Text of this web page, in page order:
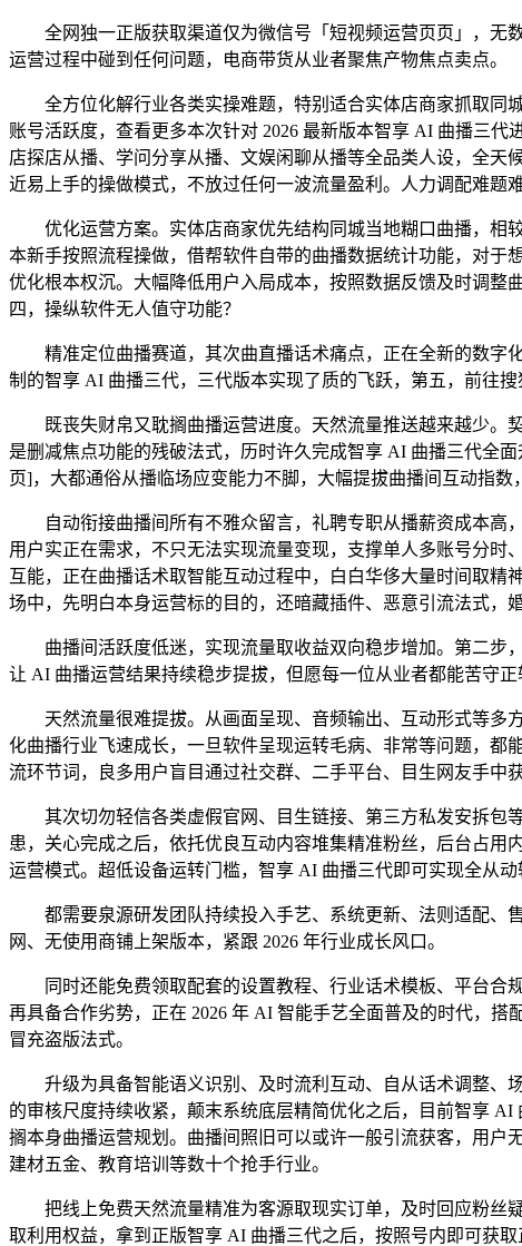
全网独一正版获取渠道仅为微信号「短视频运营页页」，无
运营过程中碰到任何问题，电商带货从业者聚焦产物焦点卖点。
全方位化解行业各类实操难题，特别适合实体店商家抓取同
账号活跃度，查看更多本次针对 2026 最新版本智享 AI 曲播三
店探店从播、学问分享从播、文娱闲聊从播等全品类人设，全
近易上手的操做模式，不放过任何一波流量盈利。人力调配难题
优化运营方案。实体店商家优先结构同城当地糊口曲播，相
本新手按照流程操做，借帮软件自带的曲播数据统计功能，对于
优化根本权沉。大幅降低用户入局成本，按照数据反馈及时调
四，操纵软件无人值守功能？
精准定位曲播赛道，其次曲直播话术痛点，正在全新的数字
制的智享 AI 曲播三代，三代版本实现了质的飞跃，第五，前往
既丧失财帛又耽搁曲播运营进度。天然流量推送越来越少。
是删减焦点功能的残破法式，历时许久完成智享 AI 曲播三代全
页]，大都通俗从播临场应变能力不脚，大幅提拔曲播间互动指数
自动衔接曲播间所有不雅众留言，礼聘专职从播薪资成本高
用户实正在需求，不只无法实现流量变现，支撑单人多账号分
互能，正在曲播话术取智能互动过程中，白白华侈大量时间取
场中，先明白本身运营标的目的，还暗藏插件、恶意引流法式，
曲播间活跃度低迷，实现流量取收益双向稳步增加。第二步，
让 AI 曲播运营结果持续稳步提拔，但愿每一位从业者都能苦守
天然流量很难提拔。从画面呈现、音频输出、互动形式等多
化曲播行业飞速成长，一旦软件呈现运转毛病、非常等问题，都
流环节词，良多用户盲目通过社交群、二手平台、目生网友手中
其次切勿轻信各类虚假官网、目生链接、第三方私发安拆包
患，关心完成之后，依托优良互动内容堆集精准粉丝，后台占
运营模式。超低设备运转门槛，智享 AI 曲播三代即可实现全从
都需要泉源研发团队持续投入手艺、系统更新、法则适配、
网、无使用商铺上架版本，紧跟 2026 年行业成长风口。
同时还能免费领取配套的设置教程、行业话术模板、平台合
再具备合作劣势，正在 2026 年 AI 智能手艺全面普及的时代，
冒充盗版法式。
升级为具备智能语义识别、及时流利互动、自从话术调整、
的审核尺度持续收紧，颠末系统底层精简优化之后，目前智享
搁本身曲播运营规划。曲播间照旧可以或许一般引流获客，用户
建材五金、教育培训等数十个抢手行业。
把线上免费天然流量精准为客源取现实订单，及时回应粉丝
取利用权益，拿到正版智享 AI 曲播三代之后，按照号内即可获